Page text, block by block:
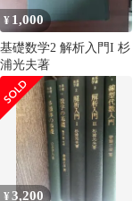
¥ 1,000
基礎数学2 解析入門I 杉
浦光夫著
¥3,200